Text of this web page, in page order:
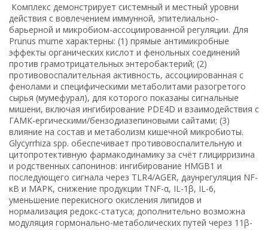
Комплекс демонстрирует системный и местный уровни
действия с вовлечением иммунной, эпителиально-
барьерной и микробиом-ассоциированной регуляции. Для
Prunus mume характерны: (1) прямые антимикробные
эффекты органических кислот и фенольных соединений
против грамотрицательных энтеробактерий; (2)
противовоспалительная активность, ассоциированная с
фенолами и специфическими метаболитами разогретого
сырья (мумефурал), для которого показаны сигнальные
мишени, включая ингибирование PDE4D и взаимодействия с
ГАМК-ергическими/бензодиазепиновыми сайтами; (3)
влияние на состав и метаболизм кишечной микробиоты.
Glycyrrhiza spp. обеспечивает противовоспалительную и
цитопротективную фармакодинамику за счёт глицирризина
и родственных сапонинов: ингибирование HMGB1 и
последующего сигнала через TLR4/AGER, даунрегуляция NF-
κB и MAPK, снижение продукции TNF-α, IL-1β, IL-6,
уменьшение перекисного окисления липидов и
нормализация редокс-статуса; дополнительно возможна
модуляция гормонально-метаболических путей через 11β-